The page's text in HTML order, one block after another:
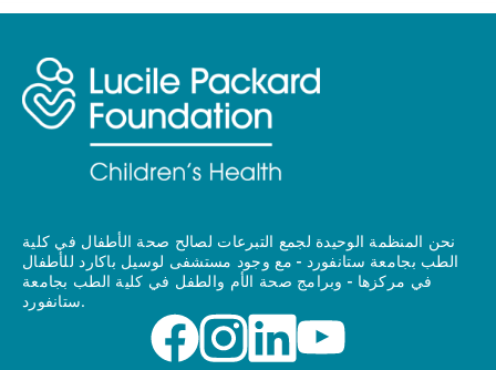
نحن المنظمة الوحيدة لجمع التبرعات لصالح صحة الأطفال في كلية
الطب بجامعة ستانفورد - مع وجود مستشفى لوسيل باكارد للأطفال
في مركزها - وبرامج صحة الأم والطفل في كلية الطب بجامعة
ستانفورد.